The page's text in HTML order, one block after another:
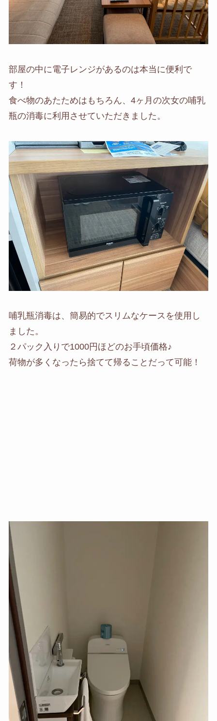
部屋の中に電子レンジがあるのは本当に便利で
す！
食べ物のあたためはもちろん、4ヶ月の次女の哺乳
瓶の消毒に利用させていただきました。
哺乳瓶消毒は、簡易的でスリムなケースを使用し
ました。
２パック入りで1000円ほどのお手頃価格♪
荷物が多くなったら捨てて帰ることだって可能！